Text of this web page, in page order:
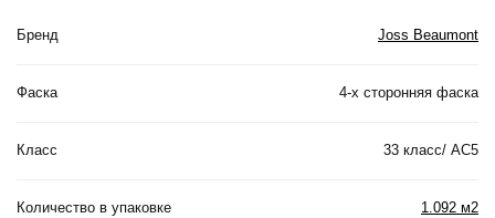
Бренд Joss Beaumont
Фаска 4-х сторонняя фаска
Класс 33 класс/ АС5
Количество в упаковке 1.092 м2